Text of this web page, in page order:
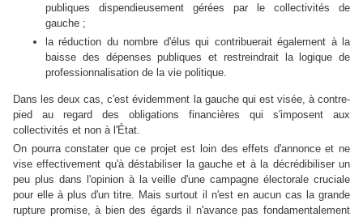
publiques dispendieusement gérées par le collectivités de
gauche ;
la réduction du nombre d'élus qui contribuerait également à la
baisse des dépenses publiques et restreindrait la logique de
professionnalisation de la vie politique.
Dans les deux cas, c'est évidemment la gauche qui est visée, à contre-
pied au regard des obligations financières qui s'imposent aux
collectivités et non à l'État.
On pourra constater que ce projet est loin des effets d'annonce et ne
vise effectivement qu'à déstabiliser la gauche et à la décrédibiliser un
peu plus dans l'opinion à la veille d'une campagne électorale cruciale
pour elle à plus d'un titre. Mais surtout il n'est en aucun cas la grande
rupture promise, à bien des égards il n'avance pas fondamentalement